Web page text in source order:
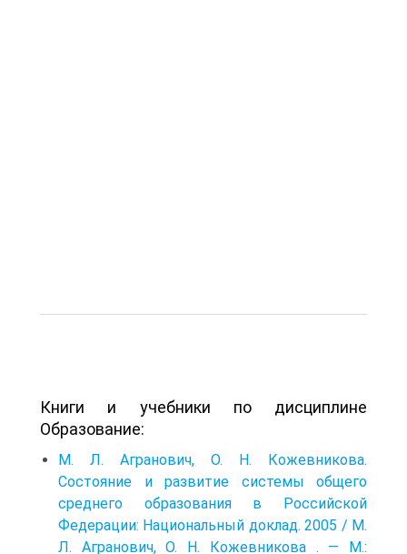
Книги и учебники по дисциплине
Образование:
М. Л. Агранович, О. Н. Кожевникова.
Состояние и развитие системы общего
среднего образования в Российской
Федерации: Национальный доклад. 2005 / М.
Л. Агранович, О. Н. Кожевникова . — М.: